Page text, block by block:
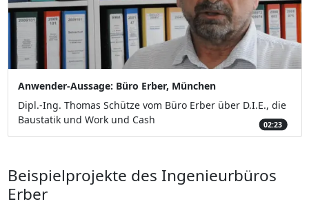
Anwender-Aussage: Büro Erber, München
Dipl.-Ing. Thomas Schütze vom Büro Erber über D.I.E., die
Baustatik und Work und Cash
02:23
Beispielprojekte des Ingenieurbüros
Erber